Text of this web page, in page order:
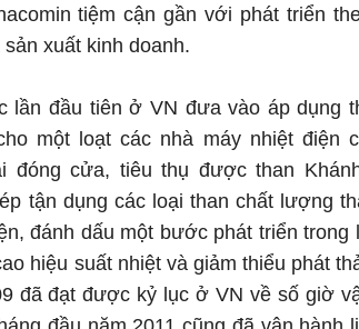
tiệm cận gần với phát triển
xuất kinh doanh.
lần đầu tiên ở VN đưa vào áp dụng
một loạt các nhà máy nhiệt điện
đóng cửa, tiêu thụ được than
tận dụng các loại than chất lượng
đánh dấu một bước phát triển
hiệu suất nhiệt và giảm thiểu phát
đã đạt được kỷ lục ở VN về số giờ